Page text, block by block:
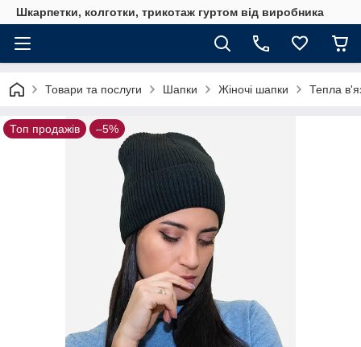
Шкарпетки, колготки, трикотаж гуртом від виробника
Товари та послуги Шапки Жіночі шапки Тепла
Топ продажів –5%